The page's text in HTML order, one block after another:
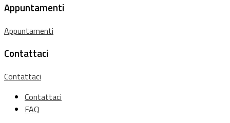
Appuntamenti
Appuntamenti
Contattaci
Contattaci
Contattaci
FAQ